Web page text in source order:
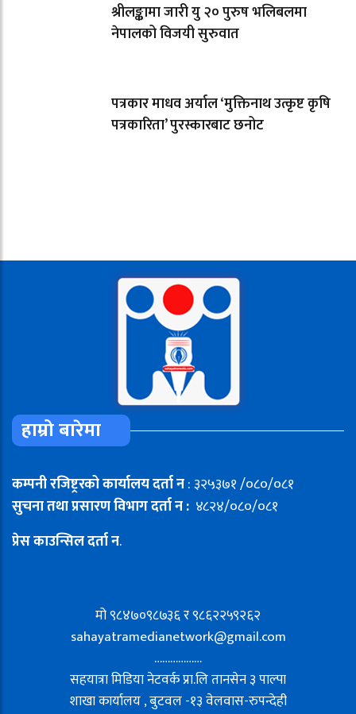
श्रीलङ्कामा जारी यु २० पुरुष भलिबलमा
नेपालको विजयी सुरुवात
पत्रकार माधव अर्याल ‘मुक्तिनाथ उत्कृष्ट कृषि
पत्रकारिता’ पुरस्कारबाट छनोट
हाम्रो बारेमा
कम्पनी रजिष्ट्ररको कार्यालय दर्ता न: ३२५३७१ /०८०/०८१
सुचना तथा प्रसारण विभाग दर्ता न : ४८२४/०८०/०८१
प्रेस काउन्सिल दर्ता न.
मो ९८४७०९८७३६ र ९८६२२५९२६२
sahayatramedianetwork@gmail.com
………………
सहयात्रा मिडिया नेटवर्क प्रा.लि तानसेन ३ पाल्पा
शाखा कार्यालय , बुटवल -१३ वेलवास-रुपन्देही